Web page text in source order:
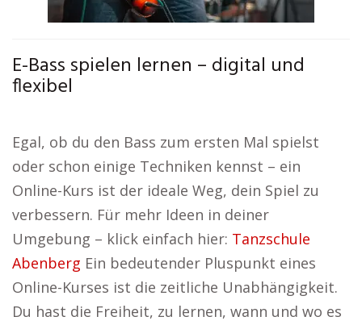
E-Bass spielen lernen – digital und
flexibel
Egal, ob du den Bass zum ersten Mal spielst
oder schon einige Techniken kennst – ein
Online-Kurs ist der ideale Weg, dein Spiel zu
verbessern. Für mehr Ideen in deiner
Umgebung – klick einfach hier: Tanzschule
Abenberg Ein bedeutender Pluspunkt eines
Online-Kurses ist die zeitliche Unabhängigkeit.
Du hast die Freiheit, zu lernen, wann und wo es